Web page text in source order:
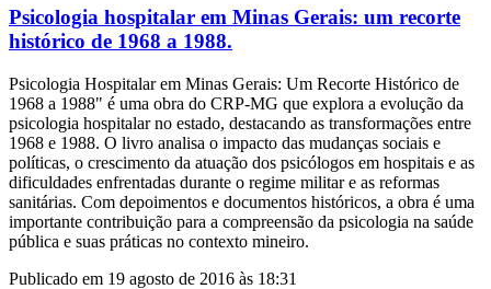
Psicologia hospitalar em Minas Gerais: um recorte
histórico de 1968 a 1988.
Psicologia Hospitalar em Minas Gerais: Um Recorte Histórico de
1968 a 1988" é uma obra do CRP-MG que explora a evolução da
psicologia hospitalar no estado, destacando as transformações entre
1968 e 1988. O livro analisa o impacto das mudanças sociais e
políticas, o crescimento da atuação dos psicólogos em hospitais e as
dificuldades enfrentadas durante o regime militar e as reformas
sanitárias. Com depoimentos e documentos históricos, a obra é uma
importante contribuição para a compreensão da psicologia na saúde
pública e suas práticas no contexto mineiro.
Publicado em 19 agosto de 2016 às 18:31